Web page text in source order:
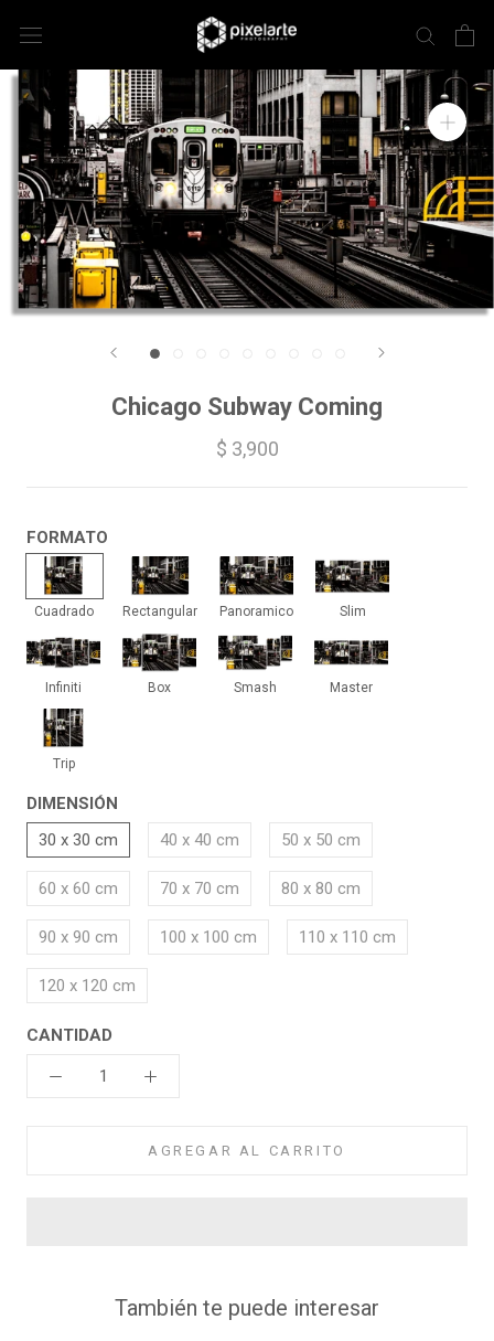
Chicago Subway Coming
$ 3,900
FORMATO
Cuadrado
Cuadrado
Rectangular
Rectangular
Panoramico
Panoramico
Slim
Slim
Infiniti
Infiniti
Box
Box
Smash
Smash
Master
Master
Trip
Trip
DIMENSIÓN
30 x 30 cm
40 x 40 cm 50 x 50 cm
60 x 60 cm 70 x 70 cm 80 x 80 cm
90 x 90 cm 100 x 100 cm 110 x 110 cm
120 x 120 cm
CANTIDAD
AGREGAR AL CARRITO
También te puede interesar